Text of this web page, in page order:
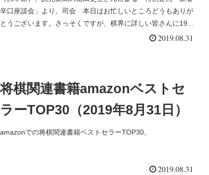
辛口座談会」より。司会 本日はお忙しいところどうもありが
とうございます。さっそくですが、棋界に詳しい皆さんに1987
2019.08.31
将棋関連書籍amazonベストセ
ラーTOP30（2019年8月31日）
amazonでの将棋関連書籍ベストセラーTOP30。
2019.08.31